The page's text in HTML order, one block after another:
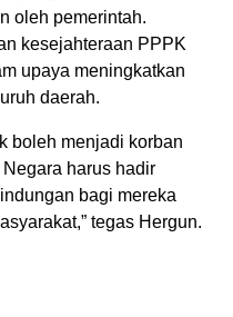
oleh pemerintah.
kesejahteraan PPPK
upaya meningkatkan
daerah.
boleh menjadi korban
harus hadir
bagi mereka
tegas Hergun.